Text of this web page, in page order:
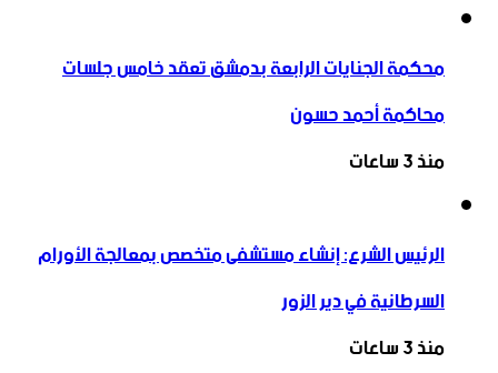
محكمة الجنايات الرابعة بدمشق تعقد خامس جلسات
محاكمة أحمد حسون
منذ 3 ساعات
الرئيس الشرع: إنشاء ‌‏مستشفى متخصص بمعالجة الأورام
السرطانية في دير الزور
منذ 3 ساعات